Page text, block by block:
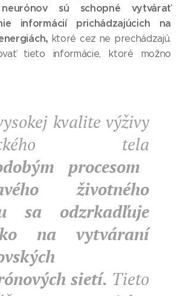
sú schopné vytvárať
informácií prichádzajúcich na
ktoré cez ne prechádzajú.
tieto informácie, ktoré možno
kvalite výživy
tela
procesom
životného
sa odzrkadľuje
na vytváraní
sietí. Tieto